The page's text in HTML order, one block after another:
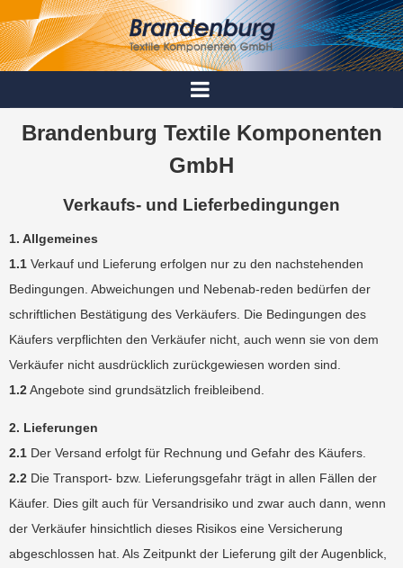
Brandenburg Textile Komponenten
GmbH
Verkaufs- und Lieferbedingungen
1. Allgemeines
1.1 Verkauf und Lieferung erfolgen nur zu den nachstehenden
Bedingungen. Abweichungen und Nebenab-reden bedürfen der
schriftlichen Bestätigung des Verkäufers. Die Bedingungen des
Käufers verpflichten den Verkäufer nicht, auch wenn sie von dem
Verkäufer nicht ausdrücklich zurückgewiesen worden sind.
1.2Angebote sind grundsätzlich freibleibend.
2. Lieferungen
2.1 Der Versand erfolgt für Rechnung und Gefahr des Käufers.
2.2 Die Transport- bzw. Lieferungsgefahr trägt in allen Fällen der
Käufer. Dies gilt auch für Versandrisiko und zwar auch dann, wenn
der Verkäufer hinsichtlich dieses Risikos eine Versicherung
abgeschlossen hat. Als Zeitpunkt der Lieferung gilt der Augenblick,